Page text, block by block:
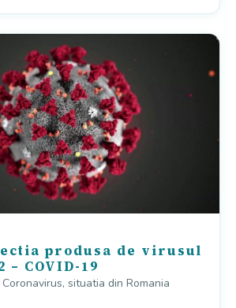
produsa de virusul
– COVID-19
situatia din Romania